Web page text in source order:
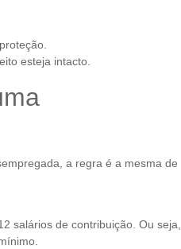
esteja intacto.
a regra é a mesma de
salários de contribuição. Ou seja,